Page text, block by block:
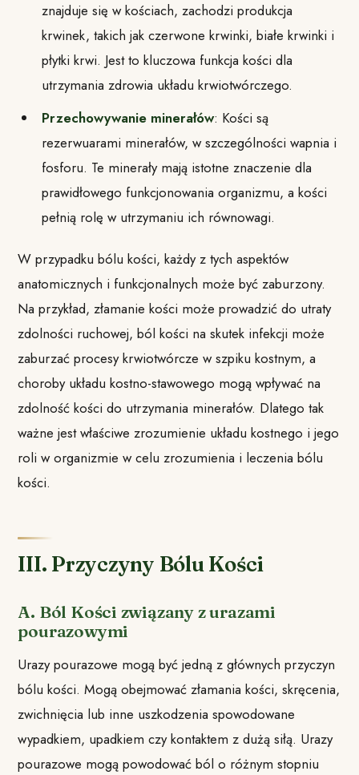
znajduje się w kościach, zachodzi produkcja
krwinek, takich jak czerwone krwinki, białe krwinki i
płytki krwi. Jest to kluczowa funkcja kości dla
utrzymania zdrowia układu krwiotwórczego.
Przechowywanie minerałów: Kości są
rezerwuarami minerałów, w szczególności wapnia i
fosforu. Te minerały mają istotne znaczenie dla
prawidłowego funkcjonowania organizmu, a kości
pełnią rolę w utrzymaniu ich równowagi.
W przypadku bólu kości, każdy z tych aspektów
anatomicznych i funkcjonalnych może być zaburzony.
Na przykład, złamanie kości może prowadzić do utraty
zdolności ruchowej, ból kości na skutek infekcji może
zaburzać procesy krwiotwórcze w szpiku kostnym, a
choroby układu kostno-stawowego mogą wpływać na
zdolność kości do utrzymania minerałów. Dlatego tak
ważne jest właściwe zrozumienie układu kostnego i jego
roli w organizmie w celu zrozumienia i leczenia bólu
kości.
III. Przyczyny Bólu Kości
A. Ból Kości związany z urazami
pourazowymi
Urazy pourazowe mogą być jedną z głównych przyczyn
bólu kości. Mogą obejmować złamania kości, skręcenia,
zwichnięcia lub inne uszkodzenia spowodowane
wypadkiem, upadkiem czy kontaktem z dużą siłą. Urazy
pourazowe mogą powodować ból o różnym stopniu